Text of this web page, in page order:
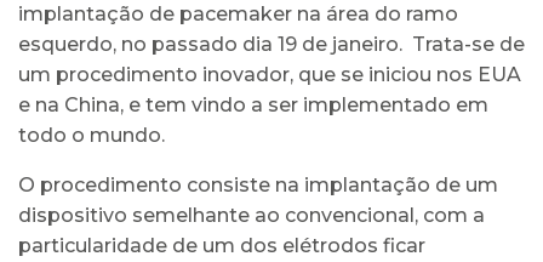
implantação de pacemaker na área do ramo
esquerdo, no passado dia 19 de janeiro. Trata-se de
um procedimento inovador, que se iniciou nos EUA
e na China, e tem vindo a ser implementado em
todo o mundo.
O procedimento consiste na implantação de um
dispositivo semelhante ao convencional, com a
particularidade de um dos elétrodos ficar